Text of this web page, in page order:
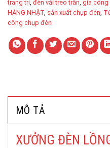
trang trí đèn vải treo trần gia công
HÀNG NHẬT sản xuất chụp đèn
công chụp đèn
MÔ TẢ
XƯỞNG ĐÈN